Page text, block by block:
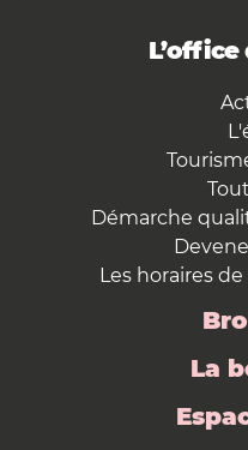
Démarche
Les horaires
La